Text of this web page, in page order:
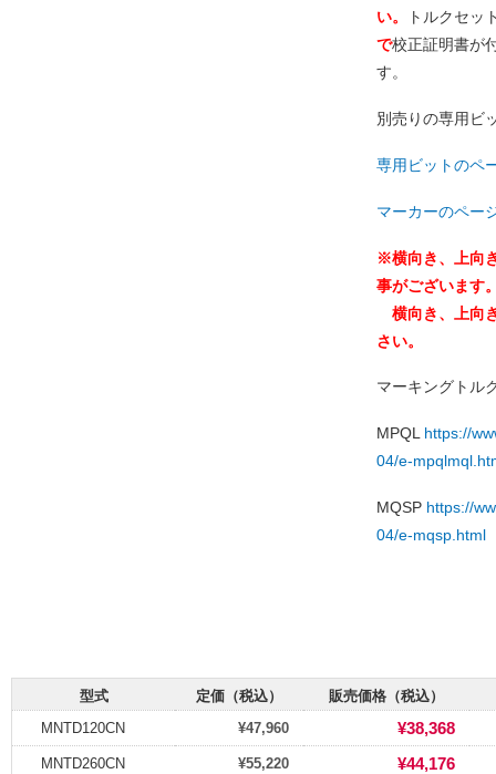
い。
トルクセッ
で校正証明書が
す。
別売りの専用ビ
専用ビットのペ
マーカーのペー
※横向き、上向
事がございます
横向き、上向
さい。
マーキングトル
MPQL https://
04/e-
MQSP https://
04/e-mqsp.html
型式 定価（税込）
販売価格（税込）
MNTD120CN
¥47,960 ¥38,368
MNTD260CN ¥55,220 ¥44,176